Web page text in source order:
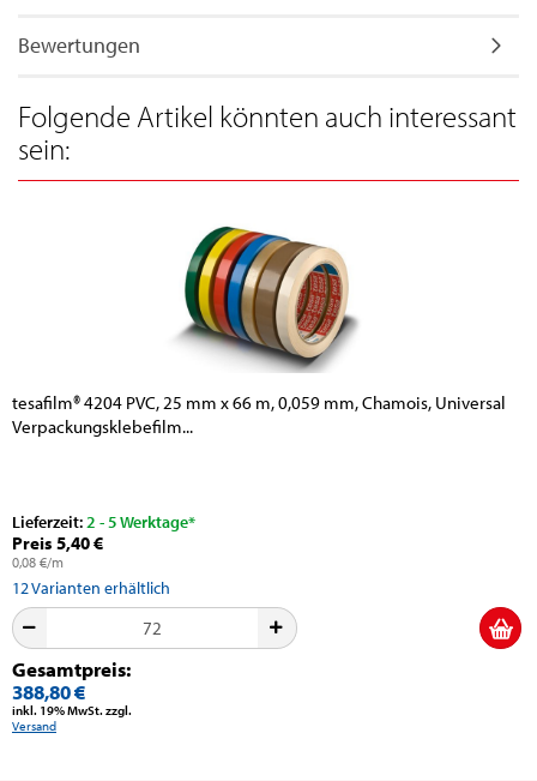
Bewertungen
Folgende Artikel könnten auch interessant
sein:
tesafilm® 4204 PVC, 25 mm x 66 m, 0,059 mm, Chamois, Universal
Verpackungsklebefilm...
Lieferzeit: 2 - 5 Werktage*
Preis 5,40 €
0,08 €/m
12Varianten erhältlich
Gesamtpreis:
388,80 €
inkl. 19% MwSt. zzgl.
Versand